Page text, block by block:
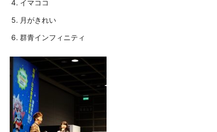
イマココ
月がきれい
群青インフィニティ